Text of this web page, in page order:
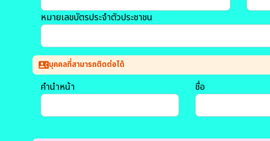
หมายเลขบัตรประจำตัวประชาชน
contact_phoneบุคคลที่สามารถติดต่อได้
คำนำหน้า ชื่อ